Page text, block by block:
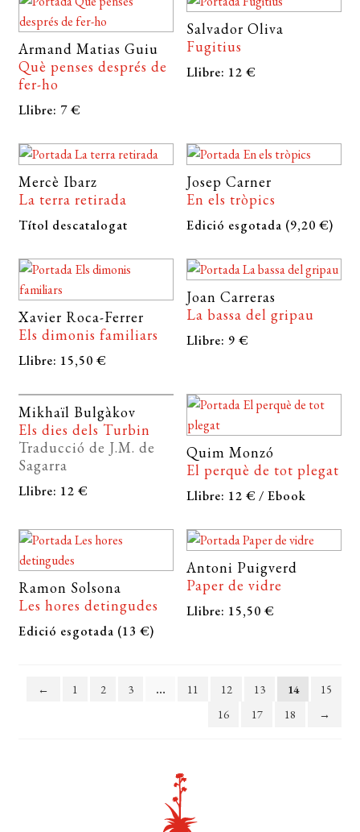
Armand Matias Guiu
Què penses després de
fer-ho
Llibre: 7 €
Salvador Oliva
Fugitius
Llibre: 12 €
Mercè Ibarz
La terra retirada
Títol descatalogat
Josep Carner
En els tròpics
Edició esgotada (9,20 €)
Xavier Roca-Ferrer
Els dimonis familiars
Llibre: 15,50 €
Joan Carreras
La bassa del gripau
Llibre: 9 €
Mikhaïl Bulgàkov
Els dies dels Turbin
Traducció de J.M. de
Sagarra
Llibre: 12 €
Quim Monzó
El perquè de tot plegat
Llibre: 12 € / Ebook
Ramon Solsona
Les hores detingudes
Edició esgotada (13 €)
Antoni Puigverd
Paper de vidre
Llibre: 15,50 €
← 1 2 3 … 11 12 13 14
15
16
17 18 →